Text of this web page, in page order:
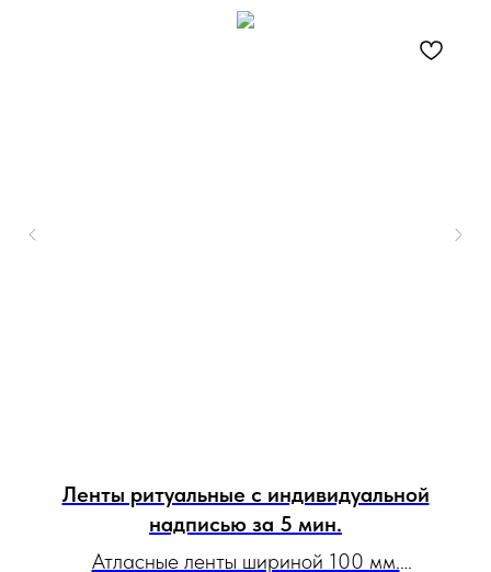
Ленты ритуальные с индивидуальной
надписью за 5 мин.
Атласные ленты шириной 100 мм.